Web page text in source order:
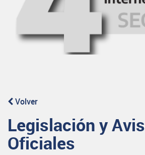
Volver
Legislación y
Oficiales